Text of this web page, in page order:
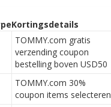
Kortingsdetails
TOMMY.com gratis
verzending coupon
bestelling boven USD50
TOMMY.com 30%
coupon items selecteren